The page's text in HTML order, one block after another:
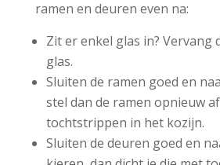
ramen en deuren even na:
Zit er enkel glas in? Vervang
glas.
Sluiten de ramen goed en
stel dan de ramen opnieuw
tochtstrippen in het kozijn.
Sluiten de deuren goed en